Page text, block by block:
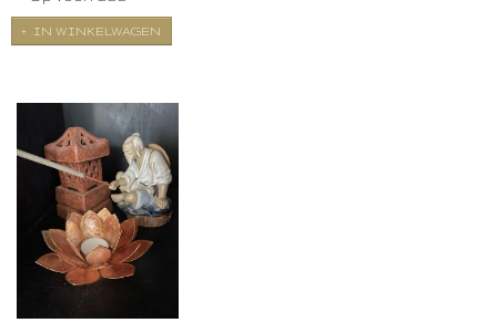
IN WINKELWAGEN